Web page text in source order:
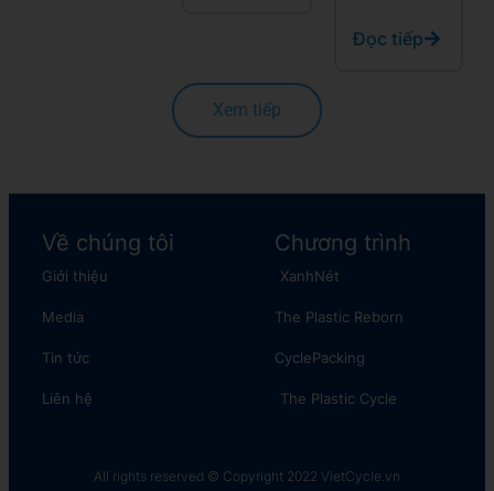
Đọc tiếp
Xem tiếp
Về chúng tôi
Giới thiệu
Media
Tin tức
Liên hệ
Chương trình
XanhNét
The Plastic Reborn
CyclePacking
The Plastic Cycle​
All rights reserved © Copyright 2022 VietCycle.vn